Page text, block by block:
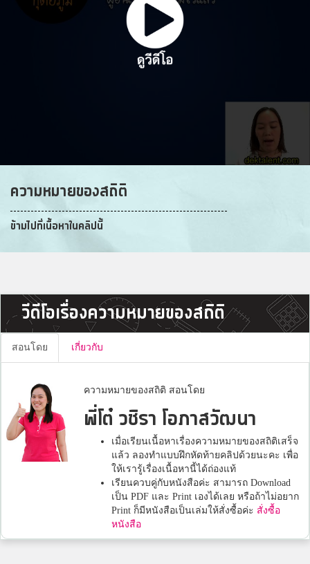
ความหมายของสถิติ
ข้ามไปที่เนื้อหาในคลิปนี้
วีดีโอเรื่องความหมายของสถิติ
สอนโดย เกี่ยวกับ
ความหมายของสถิติ สอนโดย
พี่โต๋ วชิรา โอภาสวัฒนา
เมื่อเรียนเนื้อหาเรื่องความหมายของสถิติเสร็จ
แล้ว ลองทำแบบฝึกหัดท้ายคลิปด้วยนะคะ เพื่อ
ให้เรารู้เรื่องเนื้อหานี้ได้ถ่องแท้
เรียนควบคู่กับหนังสือค่ะ สามารถ Download
เป็น PDF และ Print เองได้เลย หรือถ้าไม่อยาก
Print ก็มีหนังสือเป็นเล่มให้สั่งซื้อค่ะ สั่งซื้อ
หนังสือ